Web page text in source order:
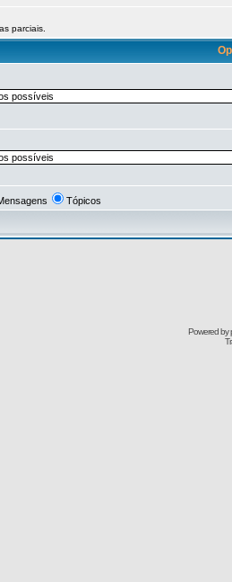
parciais.
Tópicos
Powered by